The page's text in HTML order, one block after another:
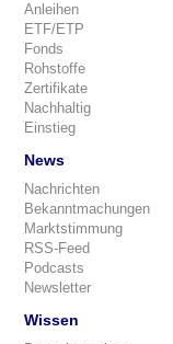
Anleihen
ETF/ETP
Fonds
Rohstoffe
Zertifikate
Nachhaltig
Einstieg
News
Nachrichten
Bekanntmachungen
Marktstimmung
RSS-Feed
Podcasts
Newsletter
Wissen